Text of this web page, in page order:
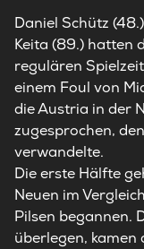
Daniel Schütz
Keita (89.) hatten
regulären
einem Foul von
die Austria in der
zugesprochen,
verwandelte.
Die erste Hälfte
Neuen im
Pilsen begannen.
überlegen,